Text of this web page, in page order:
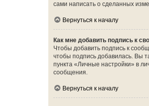
сами написать о сделанных
Вернуться к началу
Как мне добавить подпись к
Чтобы добавить подпись к
чтобы подпись добавилась. Вы
пункта «Личные настройки» в
сообщения.
Вернуться к началу